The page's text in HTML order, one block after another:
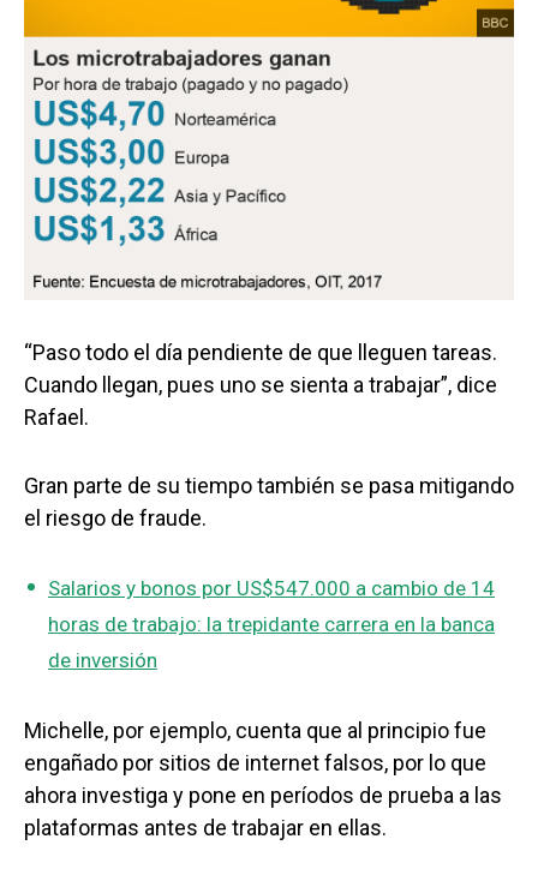
“Paso todo el día pendiente de que lleguen tareas.
Cuando llegan, pues uno se sienta a trabajar”, dice
Rafael.
Gran parte de su tiempo también se pasa mitigando
el riesgo de fraude.
Salarios y bonos por US$547.000 a cambio de 14
horas de trabajo: la trepidante carrera en la banca
de inversión
Michelle, por ejemplo, cuenta que al principio fue
engañado por sitios de internet falsos, por lo que
ahora investiga y pone en períodos de prueba a las
plataformas antes de trabajar en ellas.